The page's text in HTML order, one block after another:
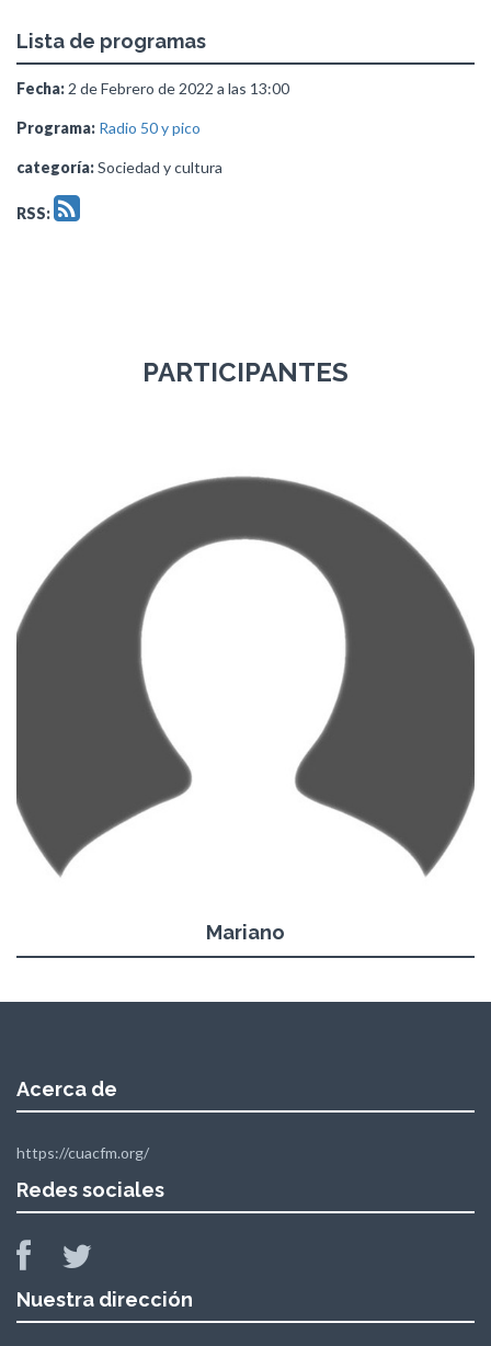
Lista de programas
Fecha: 2 de Febrero de 2022 a las 13:00
Programa: Radio 50 y pico
categoría:Sociedad y cultura
RSS:
PARTICIPANTES
Mariano
Acerca de
https://cuacfm.org/
Redes sociales
Nuestra dirección